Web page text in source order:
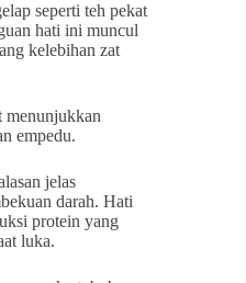
seperti teh pekat
hati ini muncul
kelebihan zat
menunjukkan
empedu.
jelas
darah. Hati
protein yang
luka.